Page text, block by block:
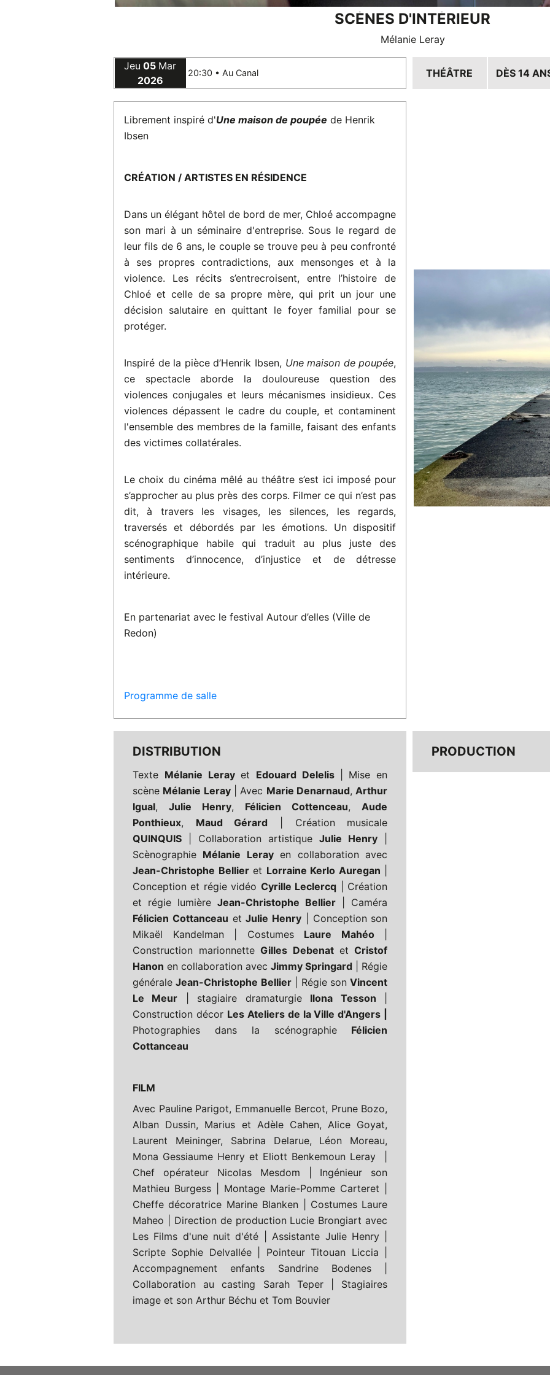
SCÈNES D'INTÉRIEUR
Mélanie Leray
Jeu 05 Mar
2026
20:30 • Au Canal THÉÂTRE DÈS 14
Librement inspiré d'Une maison de poupée de Henrik
Ibsen
CRÉATION / ARTISTES EN RÉSIDENCE
Dans un élégant hôtel de bord de mer, Chloé accompagne
son mari à un séminaire d'entreprise. Sous le regard de
leur fils de 6 ans, le couple se trouve peu à peu confronté
à ses propres contradictions, aux mensonges et à la
violence. Les récits s’entrecroisent, entre l’histoire de
Chloé et celle de sa propre mère, qui prit un jour une
décision salutaire en quittant le foyer familial pour se
protéger.
Inspiré de la pièce d’Henrik Ibsen, Une maison de poupée,
ce spectacle aborde la douloureuse question des
violences conjugales et leurs mécanismes insidieux. Ces
violences dépassent le cadre du couple, et contaminent
l'ensemble des membres de la famille, faisant des enfants
des victimes collatérales.
Le choix du cinéma mêlé au théâtre s’est ici imposé pour
s’approcher au plus près des corps. Filmer ce qui n’est pas
dit, à travers les visages, les silences, les regards,
traversés et débordés par les émotions. Un dispositif
scénographique habile qui traduit au plus juste des
sentiments d’innocence, d’injustice et de détresse
intérieure.
En partenariat avec le festival Autour d’elles (Ville de
Redon)
Programme de salle
DISTRIBUTION
Texte Mélanie Lerayet Edouard Delelis
| Mise en
scène Mélanie Leray| Avec Marie Denarnaud, Arthur
Igual,Julie Henry, Félicien Cottenceau, Aude
Ponthieux, Maud Gérard | Création musicale
QUINQUIS | Collaboration artistiqueJulie Henry
Scènographie Mélanie Lerayen collaboration avec
Jean-Christophe Bellieret Lorraine Kerlo Auregan
Conception et régie vidéo Cyrille Leclercq | Création
et régie lumièreJean-Christophe Bellier | Caméra
Félicien Cottanceau etJulie Henry | Conception son
Mikaël Kandelman | Costumes Laure Mahéo|
Construction marionnetteGilles Debenat etCristof
Hanon en collaboration avecJimmy Springard | Régie
généraleJean-Christophe Bellier| Régie sonVincent
Le Meur | stagiaire dramaturgie Ilona Tesson
Construction décor Les Ateliers de la Ville d'Angers |
Photographies dans la scénographie Félicien
Cottanceau
FILM
Avec Pauline Parigot, Emmanuelle Bercot, Prune Bozo,
Alban Dussin, Marius et Adèle Cahen, Alice Goyat,
Laurent Meininger, Sabrina Delarue, Léon Moreau,
Mona Gessiaume Henry et Eliott Benkemoun Leray |
Chef opérateur Nicolas Mesdom | Ingénieur son
Mathieu Burgess | Montage Marie-Pomme Carteret |
Cheffe décoratrice Marine Blanken | Costumes Laure
Maheo | Direction de production Lucie Brongiart avec
Les Films d'une nuit d'été | Assistante Julie Henry |
Scripte Sophie Delvallée | Pointeur Titouan Liccia |
Accompagnement enfants Sandrine Bodenes |
Collaboration au casting Sarah Teper | Stagiaires
image et son Arthur Béchu et Tom Bouvier
PRODUCTION